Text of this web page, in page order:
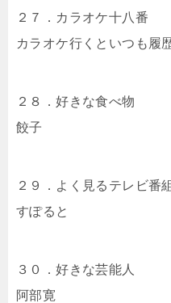
２７．カラオケ十八番
カラオケ行くといつも履
２８．好きな食べ物
餃子
２９．よく見るテレビ番組
すぽると
３０．好きな芸能人
阿部寛